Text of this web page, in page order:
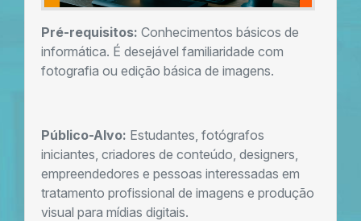
Pré-requisitos: Conhecimentos básicos de
informática. É desejável familiaridade com
fotografia ou edição básica de imagens.
Público-Alvo: Estudantes, fotógrafos
iniciantes, criadores de conteúdo, designers,
empreendedores e pessoas interessadas em
tratamento profissional de imagens e produção
visual para mídias digitais.